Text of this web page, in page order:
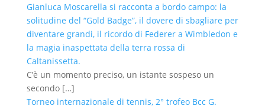
Gianluca Moscarella si racconta a bordo campo: la
solitudine del “Gold Badge”, il dovere di sbagliare per
diventare grandi, il ricordo di Federer a Wimbledon e
la magia inaspettata della terra rossa di
Caltanissetta.
C’è un momento preciso, un istante sospeso un
secondo […]
Torneo internazionale di tennis, 2° trofeo Bcc G.